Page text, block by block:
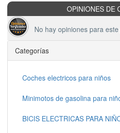
OPINIONES DE
No hay opiniones para
Categorías
Coches electricos para niños
Minimotos de gasolina para
BICIS ELECTRICAS PARA